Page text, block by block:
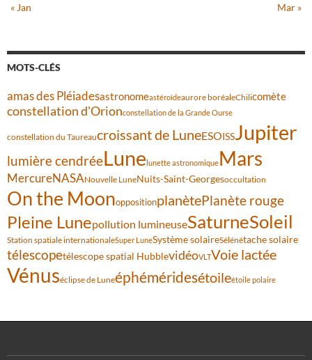
« Jan Mar »
MOTS-CLÉS
amas des Pléiadesastronomeastéroïdeaurore boréaleChilicomète
constellation d'Orionconstellation de la Grande Ourse
constellation du Taureaucroissant de LuneESOISSJupiter
lumière cendréeLunelunette astronomiqueMars
MercureNASANouvelle LuneNuits-Saint-Georgesoccultation
On the MoonoppositionplanètePlanète rouge
Pleine Lunepollution lumineuseSaturneSoleil
Station spatiale internationaleSuper LuneSystème solaireSélénétache solaire
télescopetélescope spatial HubblevidéoVLTVoie lactée
Vénuséclipse de Luneéphéméridesétoileétoile polaire